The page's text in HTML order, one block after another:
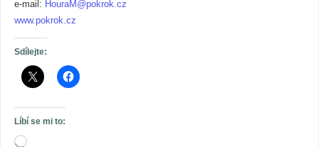
e-mail: HouraM@pokrok.cz
www.pokrok.cz
Sdílejte:
Líbí se mi to: